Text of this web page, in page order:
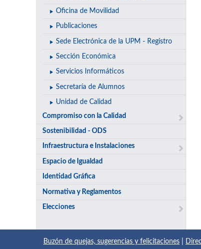
Oficina de Movilidad
Publicaciones
Sede Electrónica de la UPM - Registro
Sección Económica
Servicios Informáticos
Secretaría de Alumnos
Unidad de Calidad
Compromiso con la Calidad
Sostenibilidad - ODS
Infraestructura e Instalaciones
Espacio de Igualdad
Identidad Gráfica
Normativa y Reglamentos
Elecciones
Buzón de quejas, sugerencias y felicitaciones